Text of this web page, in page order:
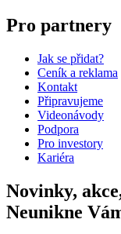
Pro partnery
Jak se přidat?
Ceník a reklama
Kontakt
Připravujeme
Videonávody
Podpora
Pro investory
Kariéra
Novinky,
Neunikne